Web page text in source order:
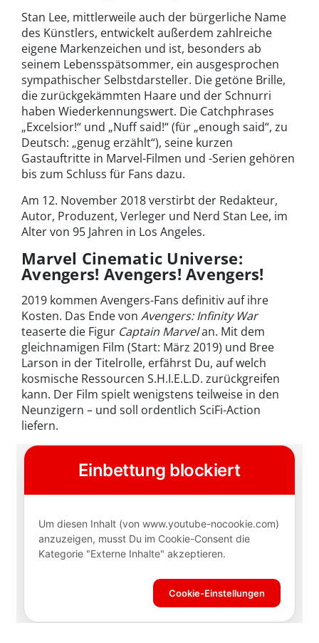
Stan Lee, mittlerweile auch der bürgerliche Name
des Künstlers, entwickelt außerdem zahlreiche
eigene Markenzeichen und ist, besonders ab
seinem Lebensspätsommer, ein ausgesprochen
sympathischer Selbstdarsteller. Die getöne Brille,
die zurückgekämmten Haare und der Schnurri
haben Wiederkennungswert. Die Catchphrases
„Excelsior!“ und „Nuff said!“ (für „enough said“, zu
Deutsch: „genug erzählt“), seine kurzen
Gastauftritte in Marvel-Filmen und -Serien gehören
bis zum Schluss für Fans dazu.
Am 12. November 2018 verstirbt der Redakteur,
Autor, Produzent, Verleger und Nerd Stan Lee, im
Alter von 95 Jahren in Los Angeles.
Marvel Cinematic Universe:
Avengers! Avengers! Avengers!
2019 kommen Avengers-Fans definitiv auf ihre
Kosten. Das Ende von Avengers: Infinity War
teaserte die Figur Captain Marvelan. Mit dem
gleichnamigen Film (Start: März 2019) und Bree
Larson in der Titelrolle, erfährst Du, auf welch
kosmische Ressourcen S.H.I.E.L.D. zurückgreifen
kann. Der Film spielt wenigstens teilweise in den
Neunzigern – und soll ordentlich SciFi-Action
liefern.